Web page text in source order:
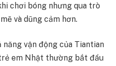
chơi bóng nhưng qua trò
và dũng cảm hơn.
năng vận động của Tiantian
em Nhật thường bắt đầu